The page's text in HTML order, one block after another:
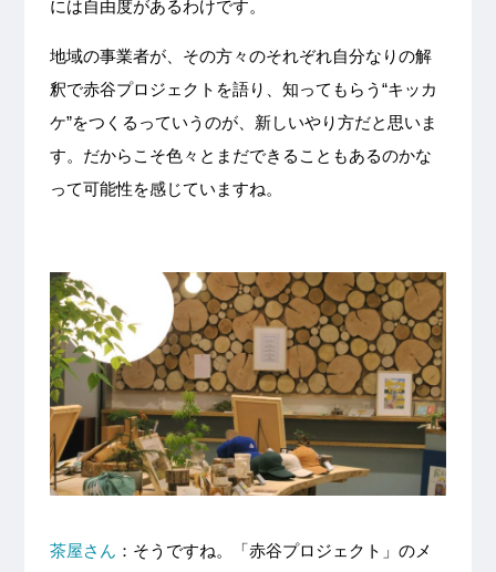
には自由度があるわけです。
地域の事業者が、その方々のそれぞれ自分なりの解
釈で赤谷プロジェクトを語り、知ってもらう“キッカ
ケ”をつくるっていうのが、新しいやり方だと思いま
す。だからこそ色々とまだできることもあるのかな
って可能性を感じていますね。
茶屋さん ：そうですね。「赤谷プロジェクト」のメ